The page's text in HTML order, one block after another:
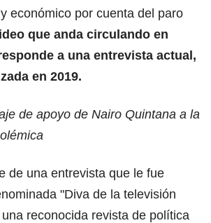
económico por cuenta del paro
que anda circulando en
a una entrevista actual,
en 2019.
de apoyo de Nairo Quintana a la
de una entrevista que le fue
"Diva de la televisión
reconocida revista de política